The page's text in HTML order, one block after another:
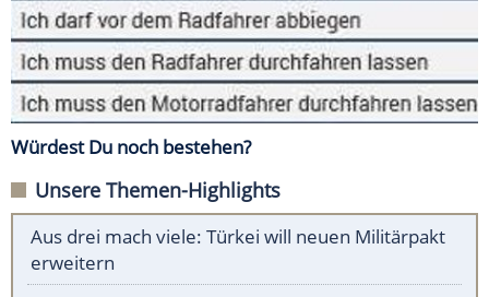
Würdest Du noch bestehen?
Unsere Themen-Highlights
Aus drei mach viele: Türkei will neuen Militärpakt
erweitern